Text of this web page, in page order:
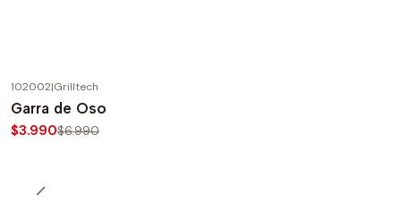
OFF
102002|Grilltech
Garra de Oso
$3.990$6.990